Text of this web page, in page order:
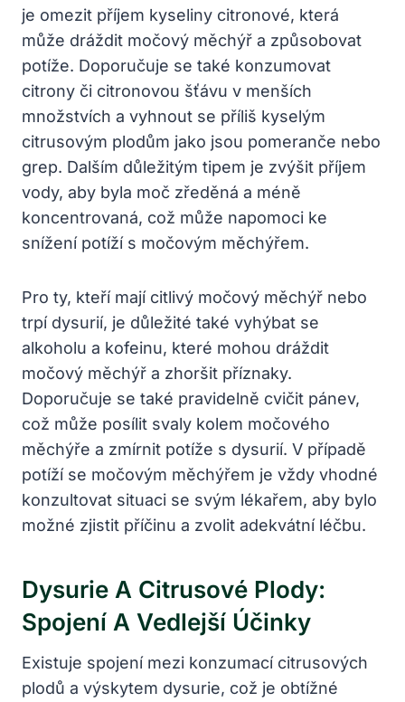
je omezit příjem kyseliny citronové, která
může dráždit močový měchýř a způsobovat
potíže. Doporučuje se také konzumovat
citrony či citronovou šťávu v menších
množstvích a vyhnout se příliš kyselým
citrusovým plodům jako jsou pomeranče nebo
grep. Dalším důležitým tipem je zvýšit příjem
vody, aby byla moč zředěná a méně
koncentrovaná, což může napomoci ke
snížení potíží s močovým měchýřem.
Pro ty, kteří mají citlivý močový měchýř nebo
trpí dysurií, je důležité také vyhýbat se
alkoholu a kofeinu, které mohou dráždit
močový měchýř a zhoršit příznaky.
Doporučuje se také pravidelně cvičit pánev,
což může posílit svaly kolem močového
měchýře a zmírnit potíže s dysurií. V případě
potíží se močovým měchýřem je vždy vhodné
konzultovat situaci se svým lékařem, aby bylo
možné zjistit příčinu a zvolit adekvátní léčbu.
Dysurie A Citrusové Plody:
Spojení A Vedlejší Účinky
Existuje spojení mezi konzumací citrusových
plodů a výskytem dysurie, což je obtížné